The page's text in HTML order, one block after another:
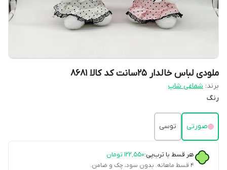
ملودی لباس خالدار ۲۵سانت کد کالا ۸۶۸۱
برند: شماعی شاپ
رنگ
صورتی توسی
هر قسط با ترب‌پی:۱۲۲٬۵۵۰ تومان
۴ قسط ماهانه. بدون سود، چک و ضامن.